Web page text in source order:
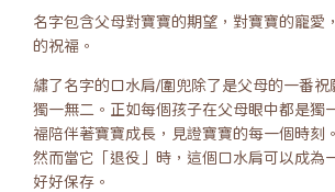
名字包含父母對寶寶的期望，對寶寶的寵愛
的祝福。
繡了名字的口水肩/圍兜除了是父母的一番
獨一無二。正如每個孩子在父母眼中都是獨
福陪伴著寶寶成長，見證寶寶的每一個時刻。
然而當它「退役」時，這個口水肩可以成為
好好保存。